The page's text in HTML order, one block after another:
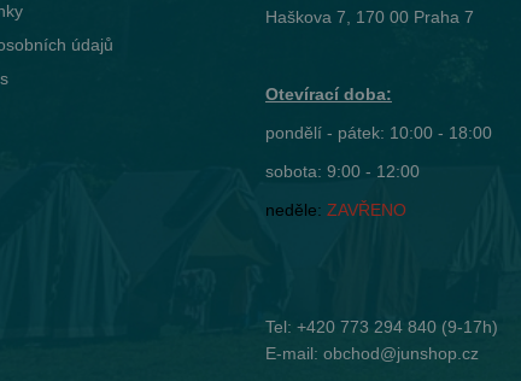
údajů
Haškova 7, 170 00 Praha 7
Otevírací doba:
pondělí - pátek: 10:00 - 18:00
sobota: 9:00 - 12:00
neděle: ZAVŘENO
Tel: +420 773 294 840(9-17h)
E-mail: obchod@junshop.cz